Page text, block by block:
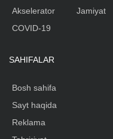
Akselerator
Jamiyat
COVID-19
SAHIFALAR
Bosh sahifa
Sayt haqida
Reklama